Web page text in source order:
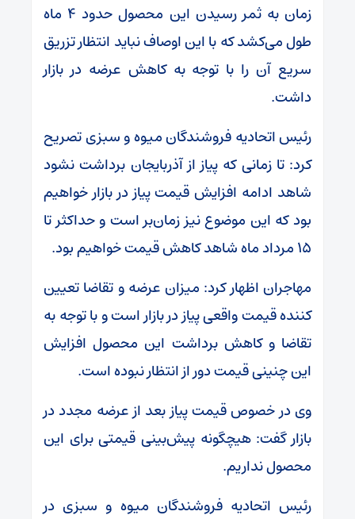
زمان به ثمر رسیدن این محصول حدود 4 ماه
طول می‌کشد که با این اوصاف نباید انتظار تزریق
سریع آن را با توجه به کاهش عرضه در بازار
داشت.
رئیس اتحادیه فروشندگان میوه و سبزی تصریح
کرد: تا زمانی که پیاز از آذربایجان برداشت نشود
شاهد ادامه افزایش قیمت پیاز در بازار خواهیم
بود که این موضوع نیز زمان‌بر است و حداکثر تا
15 مرداد ماه شاهد کاهش قیمت خواهیم بود.
مهاجران اظهار کرد: میزان عرضه و تقاضا تعیین
کننده قیمت واقعی پیاز در بازار است و با توجه به
تقاضا و کاهش برداشت این محصول افزایش
این چنینی قیمت دور از انتظار نبوده است.
وی در خصوص قیمت پیاز بعد از عرضه مجدد در
بازار گفت: هیچگونه پیش‌بینی قیمتی برای این
محصول نداریم.
رئیس اتحادیه فروشندگان میوه و سبزی در